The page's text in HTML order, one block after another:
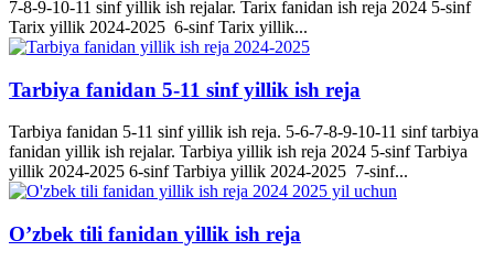
7-8-9-10-11 sinf yillik ish rejalar. Tarix fanidan ish reja 2024 5-sinf
Tarix yillik 2024-2025 6-sinf Tarix yillik...
Tarbiya fanidan 5-11 sinf yillik ish reja
Tarbiya fanidan 5-11 sinf yillik ish reja. 5-6-7-8-9-10-11 sinf tarbiya
fanidan yillik ish rejalar. Tarbiya yillik ish reja 2024 5-sinf Tarbiya
yillik 2024-2025 6-sinf Tarbiya yillik 2024-2025 7-sinf...
O’zbek tili fanidan yillik ish reja